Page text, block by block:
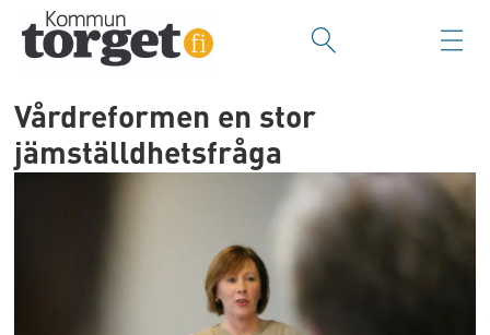
Vårdreformen en stor
jämställdhetsfråga